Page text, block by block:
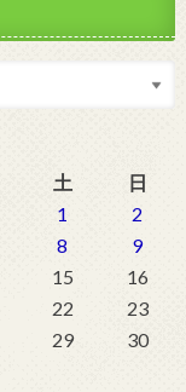
土
日
1
2
8
9
15
16
22
23
29
30